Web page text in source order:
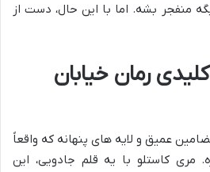
منفجر بشه. اما با این حال، دست از
رمان خیابان
عمیق و لایه های پنهانه که واقعاً
مری کاستلو با یه قلم جادویی، این